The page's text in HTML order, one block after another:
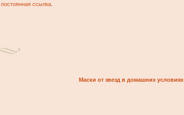
постоянная ссылка.
Маски от звезд в домашних условиях